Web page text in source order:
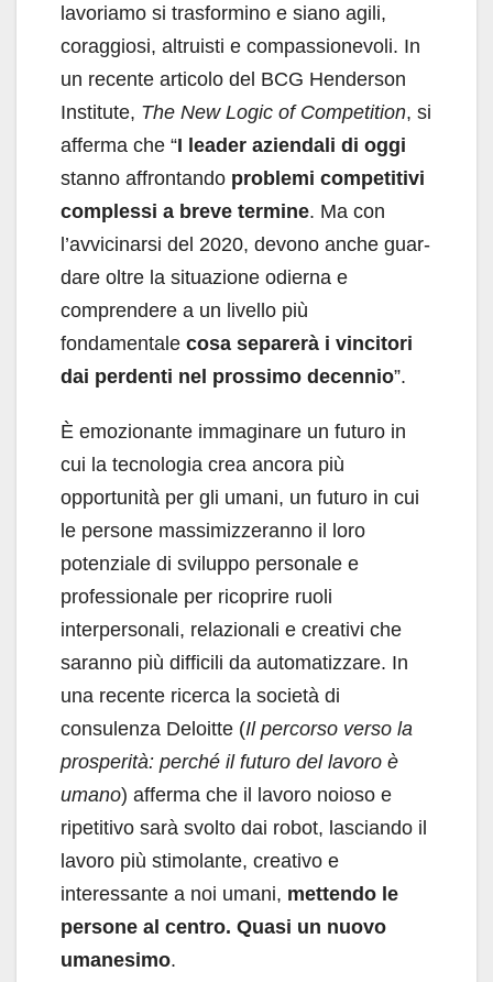
lavoriamo si trasformino e siano agili,
corag­giosi, altruisti e compassionevoli. In
un recente articolo del BCG Henderson
Institute, The New Logic of Competition, si
afferma che “I leader aziendali di oggi
stanno affrontando proble­mi competitivi
complessi a breve termine. Ma con
l’avvicinarsi del 2020, devono anche guar­
dare oltre la situazione odierna e
comprendere a un livello più
fondamentale cosa separerà i vincitori
dai perdenti nel prossimo decennio”.
È emozionante immaginare un futuro in
cui la tecnologia crea ancora più
opportunità per gli umani, un futuro in cui
le persone massimizze­ranno il loro
potenziale di sviluppo personale e
professionale per ricoprire ruoli
interpersonali, relazionali e creativi che
saranno più difficili da automatizzare. In
una recente ricerca la società di
consulenza Deloitte (Il percorso verso la
pro­sperità: perché il futuro del lavoro è
umano) af­ferma che il lavoro noioso e
ripetitivo sarà svol­to dai robot, lasciando il
lavoro più stimolante, creativo e
interessante a noi umani, mettendo le
persone al centro. Quasi un nuovo
umane­simo.